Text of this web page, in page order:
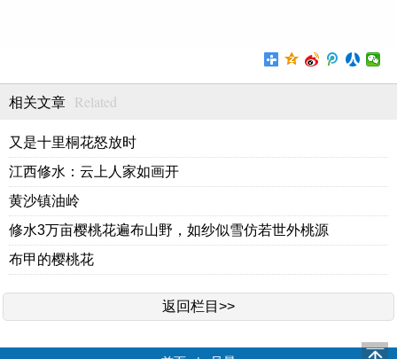
相关文章 Related
又是十里桐花怒放时
江西修水：云上人家如画开
黄沙镇油岭
修水3万亩樱桃花遍布山野，如纱似雪仿若世外桃源
布甲的樱桃花
返回栏目>>